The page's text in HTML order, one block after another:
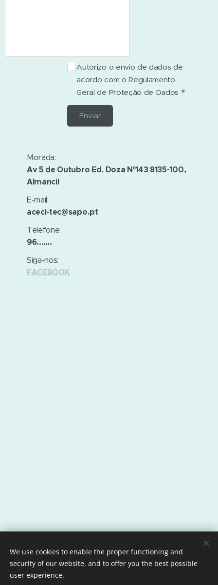
Autorizo o envio de dados de
acordo com o Regulamento
Geral de Proteção de Dados
Enviar
Morada:
Av 5 de Outubro Ed. Doza Nº143 8135-100,
Almancil
E-mail:
aceci-tec@sapo.pt
Telefone:
96...….
Siga-nos:
FACEBOOK
We use cookies to enable the proper functioning and
security of our website, and to offer you the best possible
user experience.